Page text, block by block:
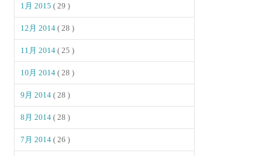
1月 2015( 29 )
12月 2014( 28 )
11月 2014( 25 )
10月 2014( 28 )
9月 2014( 28 )
8月 2014( 28 )
7月 2014( 26 )